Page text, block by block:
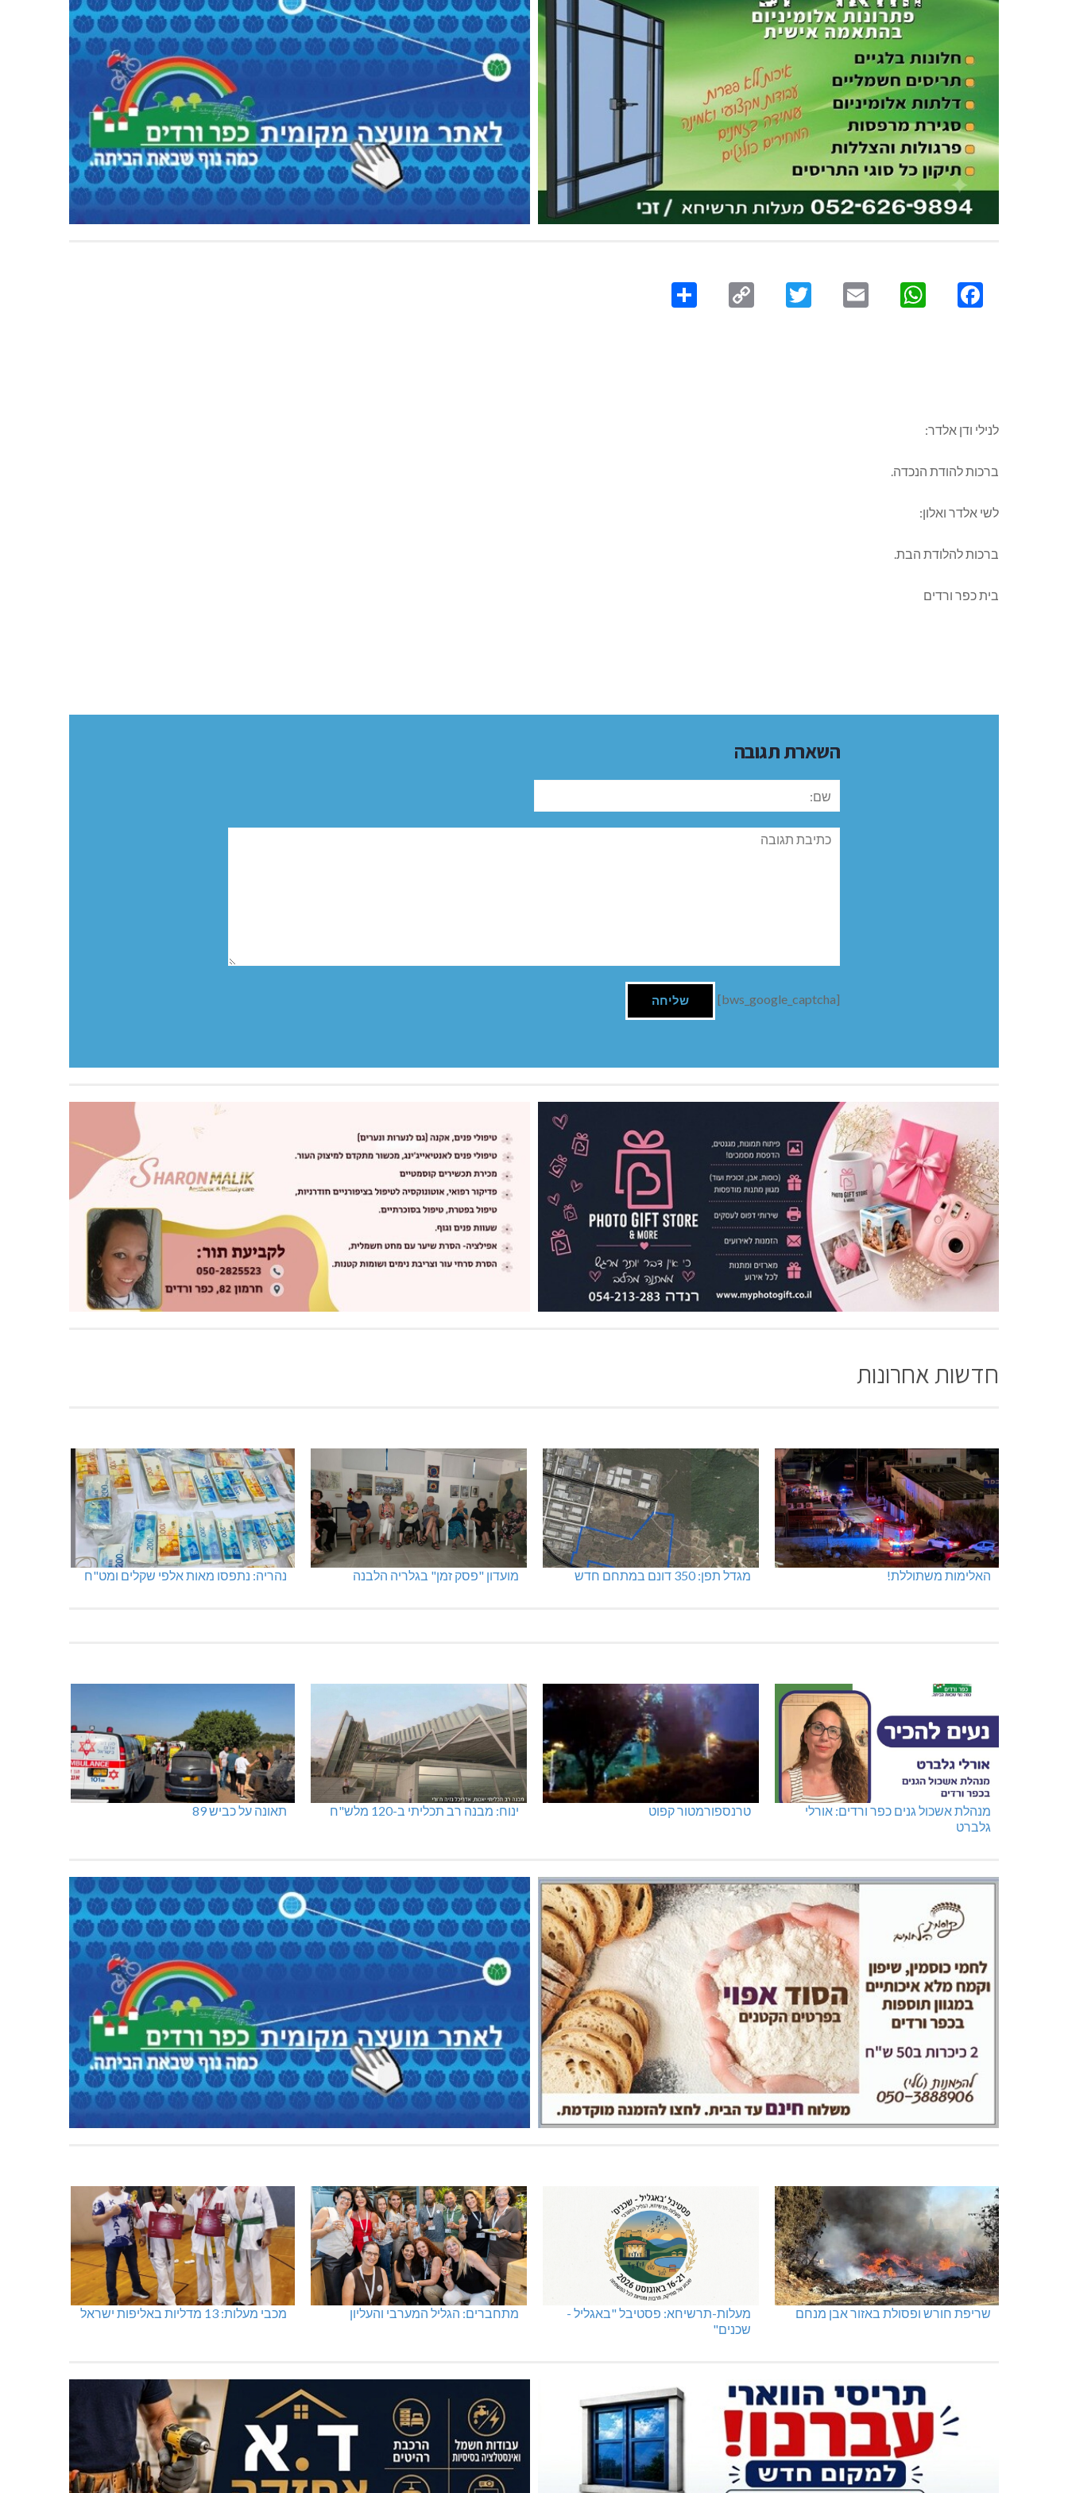
Facebook
WhatsApp
Email
Twitter
Copy
לנילי ודן אלדר:
ברכות להודת הנכדה.
לשי אלדר ואלון:
ברכות להלודת הבת.
בית כפר ורדים
השארת תגובה
תגובה
[bws_google_captcha]
חדשות אחרונות
האלימות משתוללת! מגדל תפן: 350 דונם במתחם חדש מועדון "פסק זמן" בגלריה הלבנה נהריה: נתפסו מאות אלפי שקלים ומט"ח
מנהלת אשכול גנים כפר ורדים: אורלי
גלברט
טרנספורמטור קפוט ינוח: מבנה רב תכליתי ב-120 מלש"ח תאונה על כביש 89
שריפת חורש ופסולת באזור אבן מנחם
מעלות-תרשיחא: פסטיבל "באגליל -
שכנים"
מתחברים: הגליל המערבי והעליון מכבי מעלות: 13 מדליות באליפות ישראל